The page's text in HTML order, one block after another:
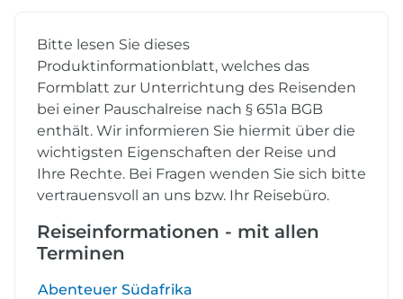
Bitte lesen Sie dieses
Produktinformationblatt, welches das
Formblatt zur Unterrichtung des Reisenden
bei einer Pauschalreise nach § 651a BGB
enthält. Wir informieren Sie hiermit über die
wichtigsten Eigenschaften der Reise und
Ihre Rechte. Bei Fragen wenden Sie sich bitte
vertrauensvoll an uns bzw. Ihr Reisebüro.
Reiseinformationen - mit allen
Terminen
Abenteuer Südafrika